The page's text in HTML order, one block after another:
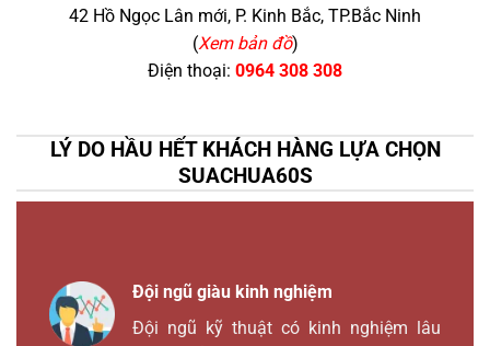
42 Hồ Ngọc Lân mới, P. Kinh Bắc, TP.Bắc Ninh
(Xem bản đồ)
Điện thoại: 0964 308 308
LÝ DO HẦU HẾT KHÁCH HÀNG LỰA CHỌN
SUACHUA60S
Đội ngũ giàu kinh nghiệm
Đội ngũ kỹ thuật có kinh nghiệm lâu